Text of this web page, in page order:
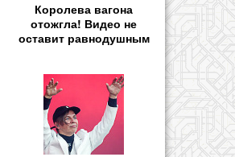
Королева вагона
отожгла! Видео не
оставит равнодушным